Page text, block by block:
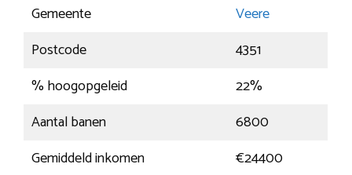
Gemeente
Veere
Postcode
4351
% hoogopgeleid
22%
Aantal banen
6800
Gemiddeld inkomen
€24400